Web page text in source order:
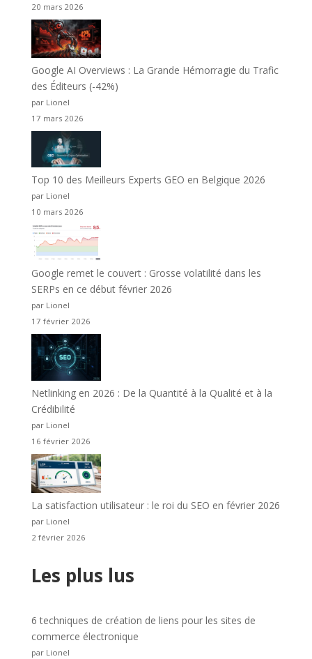
20 mars 2026
Google AI Overviews : La Grande Hémorragie du Trafic
des Éditeurs (-42%)
par Lionel
17 mars 2026
Top 10 des Meilleurs Experts GEO en Belgique 2026
par Lionel
10 mars 2026
Google remet le couvert : Grosse volatilité dans les
SERPs en ce début février 2026
par Lionel
17 février 2026
Netlinking en 2026 : De la Quantité à la Qualité et à la
Crédibilité
par Lionel
16 février 2026
La satisfaction utilisateur : le roi du SEO en février 2026
par Lionel
2 février 2026
Les plus lus
6 techniques de création de liens pour les sites de
commerce électronique
par Lionel